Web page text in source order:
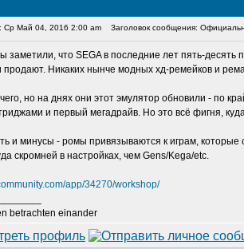
Ср Май 04, 2016 2:00 am Заголовок сообщения:
заметили, что SEGA в последние лет пять-
продают. Никаких нынче модных хд-ремейков и
но на днях они этот эмулятор обновили - по
и первый мегадрайв. Но это всё фигня,
и минусы - ромы привязываются к играм,
скромней в настройках, чем Gens/Kega/etc.
app/34270/workshop/
betrachten einander